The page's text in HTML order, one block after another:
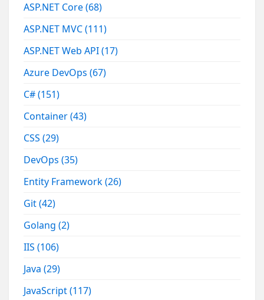
ASP.NET Core(68)
ASP.NET MVC(111)
ASP.NET Web API(17)
Azure DevOps(67)
C#(151)
Container(43)
CSS(29)
DevOps(35)
Entity Framework(26)
Git(42)
Golang(2)
IIS(106)
Java(29)
JavaScript(117)